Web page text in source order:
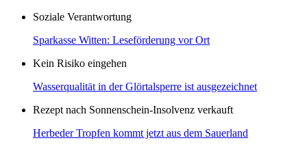
Soziale Verantwortung
Sparkasse Witten: Leseförderung vor Ort
Kein Risiko eingehen
Wasserqualität in der Glörtalsperre ist ausgezeichnet
Rezept nach Sonnenschein-Insolvenz verkauft
Herbeder Tropfen kommt jetzt aus dem Sauerland